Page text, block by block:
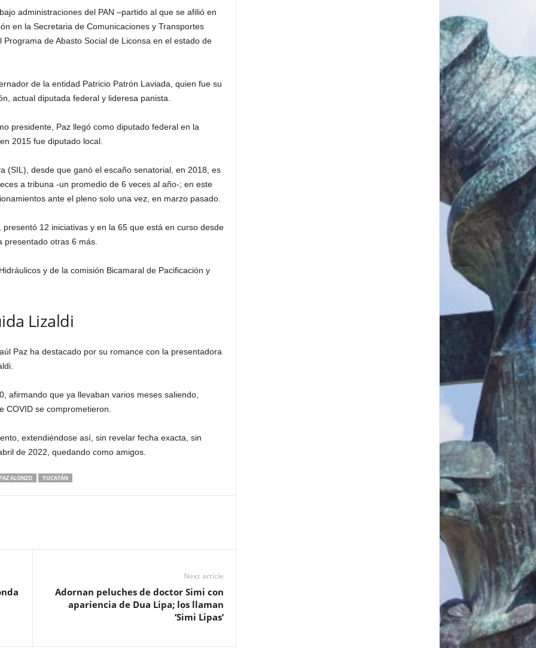
administraciones del PAN –partido al que se afilió en
en la Secretaria de Comunicaciones y Transportes
de Abasto Social de Liconsa en el estado de
de la entidad Patricio Patrón Laviada, quien fue su
actual diputada federal y lideresa panista.
presidente, Paz llegó como diputado federal en la
2015 fue diputado local.
(SIL), desde que ganó el escaño senatorial, en 2018, es
a tribuna -un promedio de 6 veces al año-; en este
ante el pleno solo una vez, en marzo pasado.
12 iniciativas y en la 65 que está en curso desde
otras 6 más.
y de la comisión Bicamaral de Pacificación y
Lizaldi
Paz ha destacado por su romance con la presentadora
afirmando que ya llevaban varios meses saliendo,
COVID se comprometieron.
extendiéndose así, sin revelar fecha exacta, sin
de 2022, quedando como amigos.
ALONZO YUCATÁN
Next article
Adornan peluches de doctor Simi con
apariencia de Dua Lipa; los llaman
‘Simi Lipas’